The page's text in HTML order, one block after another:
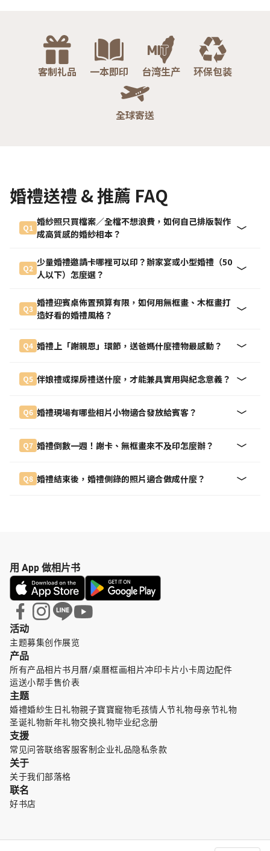
客制礼品 一本即印 台湾生产 环保包装
全球寄送
婚禮送禮 & 推薦 FAQ
Q1
婚紗照只買檔案／全檔不想浪費，如何自己排版製作
成高質感的婚紗相本？
Q2
少量婚禮邀請卡哪裡可以印？辦家宴或小型婚禮（50
人以下）怎麼選？
Q3
婚禮迎賓桌佈置預算有限，如何用無框畫、木框畫打
造好看的婚禮風格？
Q4 婚禮上「謝親恩」環節，送爸媽什麼禮物最感動？
Q5 伴娘禮或探房禮送什麼，才能兼具實用與紀念意義？
Q6 婚禮現場有哪些相片小物適合發放給賓客？
Q7 婚禮倒數一週！謝卡、無框畫來不及印怎麼辦？
Q8 婚禮結束後，婚禮側錄的照片適合做成什麼？
活动
主题募集创作展览
产品
所有产品相片书月曆/桌曆框画相片冲印卡片小卡周边配件
运送小帮手售价表
主题
婚禮婚紗生日礼物親子寶寶寵物毛孩情人节礼物母亲节礼物
圣诞礼物新年礼物交换礼物毕业纪念册
支援
常见问答联络客服客制企业礼品隐私条款
关于
关于我们部落格
联名
好书店
用 App 做相片书